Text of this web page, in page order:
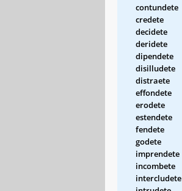
contundete
credete
decidete
deridete
dipendete
disilludete
distraete
effondete
erodete
estendete
fendete
godete
imprendete
incombete
intercludete